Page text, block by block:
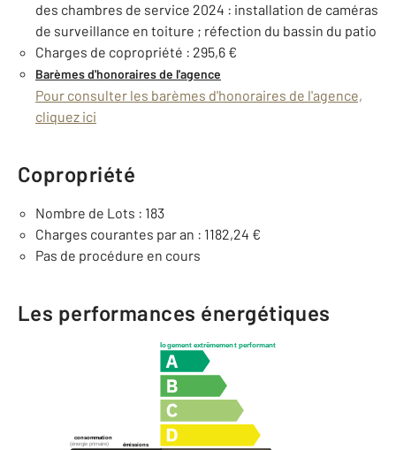
des chambres de service 2024 : installation de caméras
de surveillance en toiture ; réfection du bassin du patio
Charges de copropriété : 295,6 €
Barèmes d'honoraires de l'agence
Pour consulter les barèmes d'honoraires de l'agence,
cliquez ici
Copropriété
Nombre de Lots : 183
Charges courantes par an : 1182,24 €
Pas de procédure en cours
Les performances énergétiques
logement extrêmement performant
consommation
émissions
(énergie primaire)